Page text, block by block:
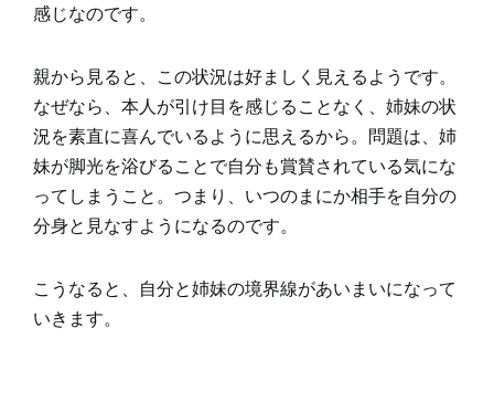
感じなのです。
親から見ると、この状況は好ましく見えるようです。
なぜなら、本人が引け目を感じることなく、姉妹の状
況を素直に喜んでいるように思えるから。問題は、姉
妹が脚光を浴びることで自分も賞賛されている気にな
ってしまうこと。つまり、いつのまにか相手を自分の
分身と見なすようになるのです。
こうなると、自分と姉妹の境界線があいまいになって
いきます。